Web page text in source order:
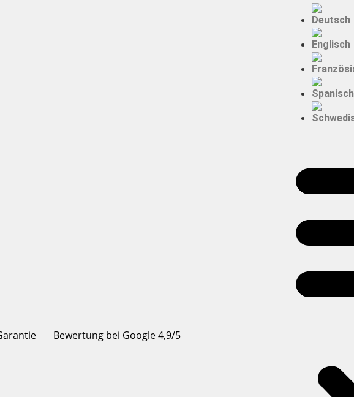
Bewertung bei Google 4,9/5